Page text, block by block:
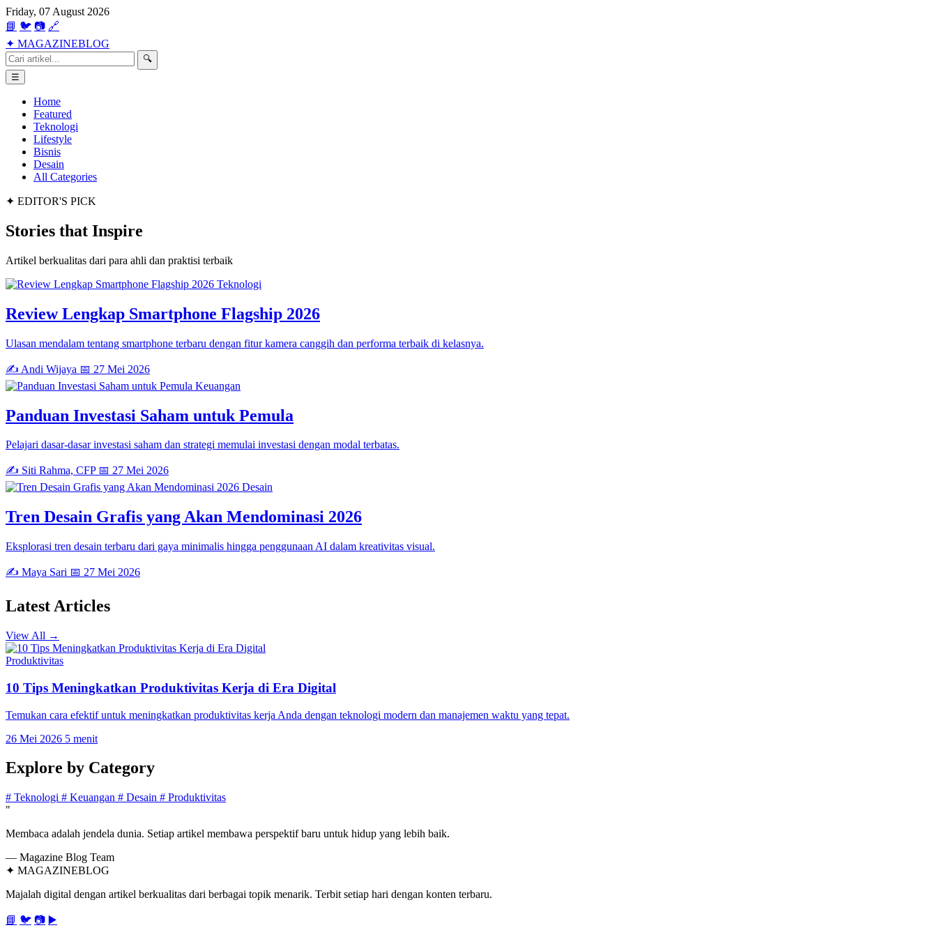
Friday, 07 August 2026
📘 🐦 📷 🔗
✦ MAGAZINEBLOG
🔍
☰
Home
Featured
Teknologi
Lifestyle
Bisnis
Desain
All Categories
✦ EDITOR'S PICK
Stories that Inspire
Artikel berkualitas dari para ahli dan praktisi terbaik
Teknologi
Review Lengkap Smartphone Flagship 2026
Ulasan mendalam tentang smartphone terbaru dengan fitur kamera canggih dan performa terbaik di kelasnya.
✍️ Andi Wijaya 📅 27 Mei 2026
Keuangan
Panduan Investasi Saham untuk Pemula
Pelajari dasar-dasar investasi saham dan strategi memulai investasi dengan modal terbatas.
✍️ Siti Rahma, CFP 📅 27 Mei 2026
Desain
Tren Desain Grafis yang Akan Mendominasi 2026
Eksplorasi tren desain terbaru dari gaya minimalis hingga penggunaan AI dalam kreativitas visual.
✍️ Maya Sari 📅 27 Mei 2026
Latest Articles
View All →
Produktivitas
10 Tips Meningkatkan Produktivitas Kerja di Era Digital
Temukan cara efektif untuk meningkatkan produktivitas kerja Anda dengan teknologi modern dan manajemen waktu yang tepat.
26 Mei 2026 5 menit
Explore by Category
# Teknologi # Keuangan # Desain # Produktivitas
"
Membaca adalah jendela dunia. Setiap artikel membawa perspektif baru untuk hidup yang lebih baik.
— Magazine Blog Team
✦ MAGAZINEBLOG
Majalah digital dengan artikel berkualitas dari berbagai topik menarik. Terbit setiap hari dengan konten terbaru.
📘 🐦 📷 ▶️